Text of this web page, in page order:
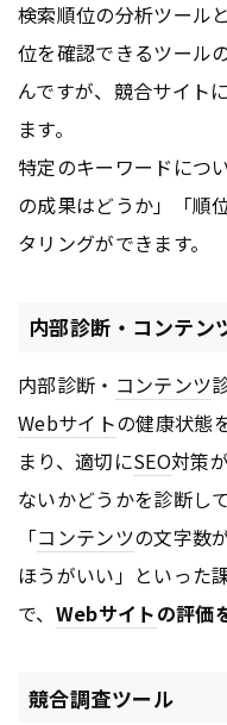
検索順位の分析ツール
位を確認できるツール
んですが、競合サイト
ます。
特定のキーワードにつ
の成果はどうか」「順
タリングができます。
内部診断・コンテン
内部診断・ コンテンツ
Webサイトの健康状態
まり、適切にSEO対策
ないかどうかを診断し
「コンテンツの文字数
ほうがいい」といった
で、 Webサイトの評価
競合調査ツール